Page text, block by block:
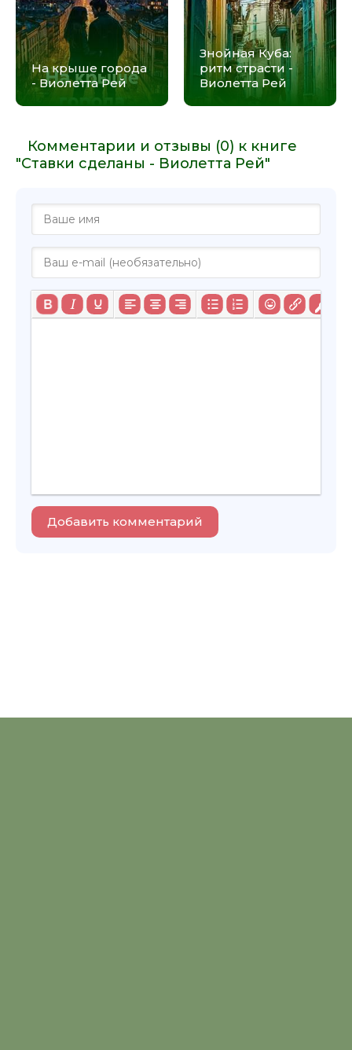
На крыше города
- Виолетта Рей
Знойная Куба:
ритм страсти -
Виолетта Рей
Комментарии и отзывы (0) к книге
"Ставки сделаны - Виолетта Рей"
Добавить комментарий